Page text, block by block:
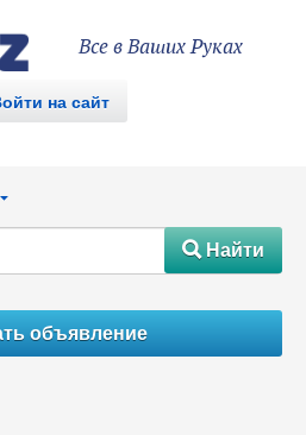
Все в Ваших Руках
на сайт
{
#Найти
объявление